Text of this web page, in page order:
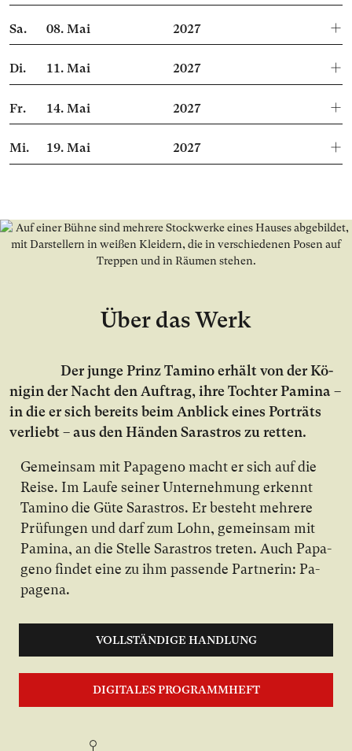
Sa. 08.Mai 2027
Di. 11.Mai 2027
Fr. 14.Mai 2027
Mi. 19.Mai 2027
Über das Werk
Der jun­ge Prinz Ta­mi­no er­hält von der Kö­
ni­gin der Nacht den Auf­trag, ih­re Toch­ter Pa­mi­na –
in die er sich be­reits beim An­blick ei­nes Por­träts
ver­liebt – aus den Hän­den Sa­ra­s­tros zu ret­ten.
Ge­mein­sam mit Pa­pa­ge­no macht er sich auf die
Rei­se. Im Lau­fe sei­ner Un­ter­neh­mung er­kennt
Ta­mi­no die Gü­te Sa­ra­s­tros. Er be­steht meh­re­re
Prü­fun­gen und darf zum Lohn, ge­mein­sam mit
Pa­mi­na, an die Stel­le Sa­ra­s­tros tre­ten. Auch Pa­pa­
ge­no fin­det ei­ne zu ihm pas­sen­de Part­ne­rin: Pa­
pa­ge­na.
VOLLSTÄNDIGE HANDLUNG
DIGITALES PROGRAMMHEFT